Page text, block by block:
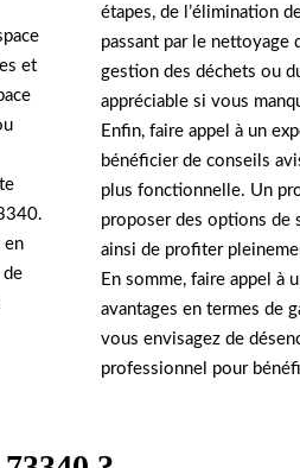
et
en
de
étapes, de l’élimination
passant par le nettoyage
gestion des déchets ou
appréciable si vous
Enfin, faire appel à un
bénéficier de conseils
plus fonctionnelle. Un
proposer des options de
ainsi de profiter
En somme, faire appel à
avantages en termes de
vous envisagez de
professionnel pour